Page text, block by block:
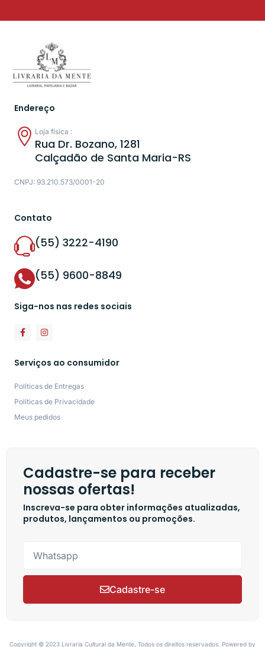
Endereço
Loja física :
Rua Dr. Bozano, 1281
Calçadão de Santa Maria-RS
CNPJ: 93.210.573/0001-20
Contato
(55) 3222-4190
(55) 9600-8849
Siga-nos nas redes sociais
Serviços ao consumidor
Políticas de Entregas
Políticas de Privacidade
Meus pedidos
Cadastre-se para receber
nossas ofertas!
Inscreva-se para obter informações atualizadas,
produtos, lançamentos ou promoções.
Cadastre-se
Copyright © 2023 Livraria Cultural da Mente, Todos os direitos reservados. Powered by